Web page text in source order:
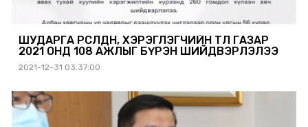
ШУДАРГА ӨРСӨЛДӨӨН, ХЭРЭГЛЭГЧИЙН ТӨЛӨӨ ГАЗАР
2021 ОНД 108 АЖЛЫГ БҮРЭН ШИЙДВЭРЛЭЛЭЭ
2021-12-31 03:37:00